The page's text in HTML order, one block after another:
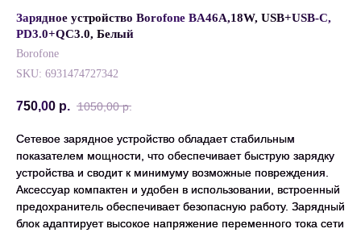
Зарядное устройство Borofone BA46A,18W, USB+USB-C,
PD3.0+QC3.0, Белый
Borofone
SKU: 6931474727342
750,00 р. 1050,00 р.
Сетевое зарядное устройство обладает стабильным
показателем мощности, что обеспечивает быструю зарядку
устройства и сводит к минимуму возможные повреждения.
Аксессуар компактен и удобен в использовании, встроенный
предохранитель обеспечивает безопасную работу. Зарядный
блок адаптирует высокое напряжение переменного тока сети